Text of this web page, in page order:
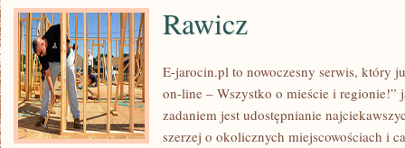
Rawicz
E-jarocin.pl to nowoczesny serwis, który
on-line – Wszystko o mieście i regionie!”
zadaniem jest udostępnianie
szerzej o okolicznych miejscowościach i